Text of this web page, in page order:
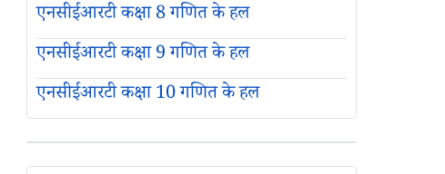
एनसीईआरटी कक्षा 8 गणित के हल
एनसीईआरटी कक्षा 9 गणित के हल
एनसीईआरटी कक्षा 10 गणित के हल